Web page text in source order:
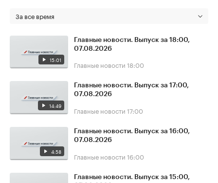
За все время
15:01
Главные новости. Выпуск за 18:00,
07.08.2026
Главные новости 18:00
14:49
Главные новости. Выпуск за 17:00,
07.08.2026
Главные новости 17:00
4:58
Главные новости. Выпуск за 16:00,
07.08.2026
Главные новости 16:00
Главные новости. Выпуск за 15:00,